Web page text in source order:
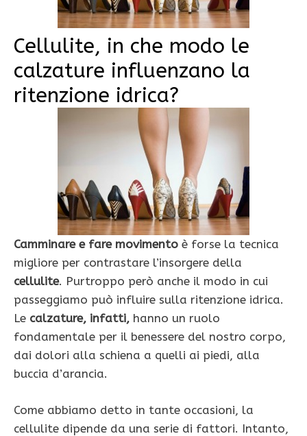
Cellulite, in che modo le
calzature influenzano la
ritenzione idrica?
Camminare e fare movimento è forse la tecnica
migliore per contrastare l’insorgere della
cellulite. Purtroppo però anche il modo in cui
passeggiamo può influire sulla ritenzione idrica.
Le calzature, infatti, hanno un ruolo
fondamentale per il benessere del nostro corpo,
dai dolori alla schiena a quelli ai piedi, alla
buccia d’arancia.
Come abbiamo detto in tante occasioni, la
cellulite dipende da una serie di fattori. Intanto,